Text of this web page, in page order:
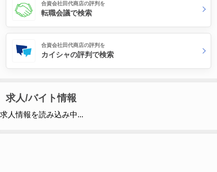
合資会社田代商店の評判を
転職会議で検索
合資会社田代商店の評判を
カイシャの評判で検索
求人/バイト情報
求人情報を読み込み中...